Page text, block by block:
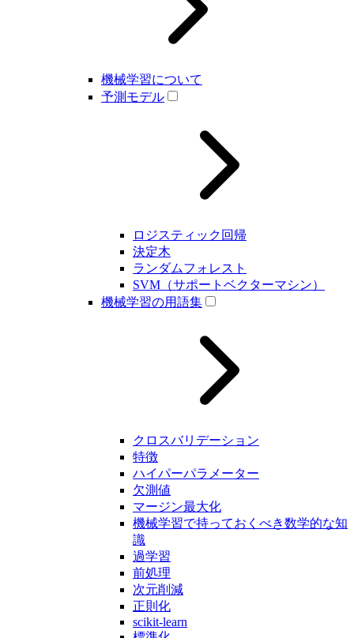
機械学習について
予測モデル
ロジスティック回帰
決定木
ランダムフォレスト
SVM（サポートベクターマシン）
機械学習の用語集
クロスバリデーション
特徴
ハイパーパラメーター
欠測値
マージン最大化
機械学習で持っておくべき数学的な知
識
過学習
前処理
次元削減
正則化
scikit-learn